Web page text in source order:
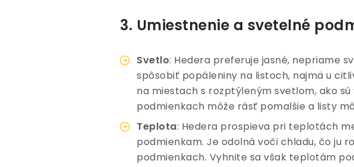
3. Umiestnenie a svetelné
Svetlo: Hedera preferuje jasné, nepriame
spôsobiť popáleniny na listoch, najmä u
na miestach s rozptýleným svetlom, ako
podmienkach môže rásť pomalšie a listy
Teplota: Hedera prospieva pri teplotách
podmienkam. Je odolná voči chladu, čo ju
podmienkach. Vyhnite sa však teplotám